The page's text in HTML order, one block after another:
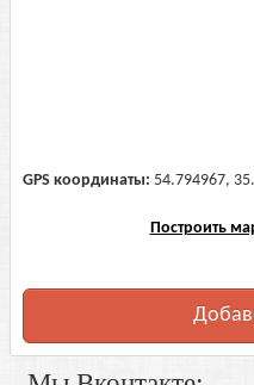
GPS координаты: 54.794967,
Построить